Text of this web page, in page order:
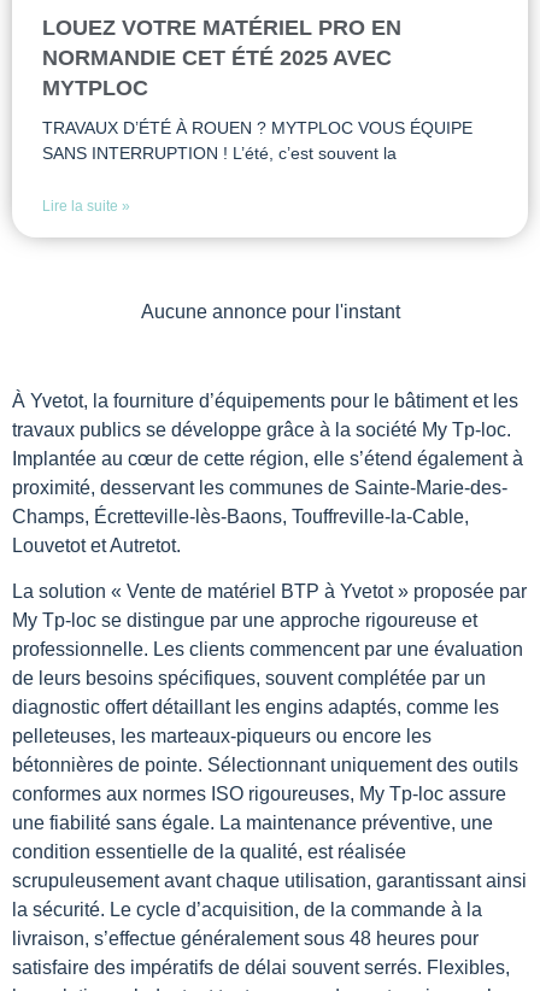
LOUEZ VOTRE MATÉRIEL PRO EN
NORMANDIE CET ÉTÉ 2025 AVEC
MYTPLOC
TRAVAUX D’ÉTÉ À ROUEN ? MYTPLOC VOUS ÉQUIPE
SANS INTERRUPTION ! L’été, c’est souvent la
Lire la suite »
Aucune annonce pour l'instant
À Yvetot, la fourniture d’équipements pour le bâtiment et les
travaux publics se développe grâce à la société My Tp-loc.
Implantée au cœur de cette région, elle s’étend également à
proximité, desservant les communes de Sainte-Marie-des-
Champs, Écretteville-lès-Baons, Touffreville-la-Cable,
Louvetot et Autretot.
La solution « Vente de matériel BTP à Yvetot » proposée par
My Tp-loc se distingue par une approche rigoureuse et
professionnelle. Les clients commencent par une évaluation
de leurs besoins spécifiques, souvent complétée par un
diagnostic offert détaillant les engins adaptés, comme les
pelleteuses, les marteaux-piqueurs ou encore les
bétonnières de pointe. Sélectionnant uniquement des outils
conformes aux normes ISO rigoureuses, My Tp-loc assure
une fiabilité sans égale. La maintenance préventive, une
condition essentielle de la qualité, est réalisée
scrupuleusement avant chaque utilisation, garantissant ainsi
la sécurité. Le cycle d’acquisition, de la commande à la
livraison, s’effectue généralement sous 48 heures pour
satisfaire des impératifs de délai souvent serrés. Flexibles,